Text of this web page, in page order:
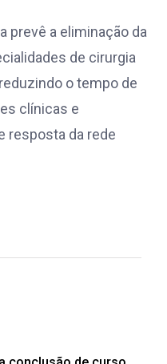
prevê a eliminação da
de cirurgia
o tempo de
clínicas e
resposta da rede